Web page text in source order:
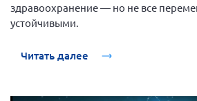
здравоохранение — но не все
устойчивыми.
Читать далее